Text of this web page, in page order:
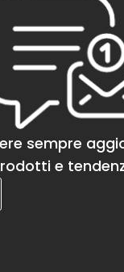
sempre
e